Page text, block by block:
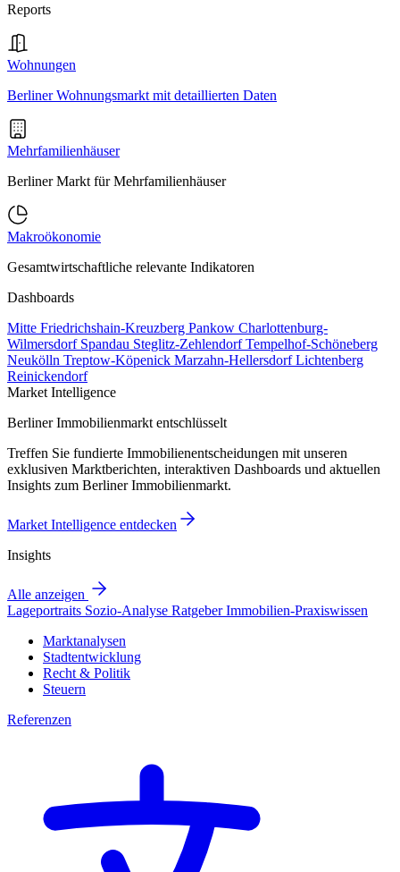
Reports
Wohnungen
Berliner Wohnungsmarkt mit detaillierten Daten
Mehrfamilienhäuser
Berliner Markt für Mehrfamilienhäuser
Makroökonomie
Gesamtwirtschaftliche relevante Indikatoren
Dashboards
Mitte Friedrichshain-Kreuzberg Pankow Charlottenburg-
Wilmersdorf Spandau Steglitz-ZehlendorfTempelhof-Schöneberg
Neukölln Treptow-Köpenick Marzahn-HellersdorfLichtenberg
Reinickendorf
Market Intelligence
Berliner Immobilienmarkt entschlüsselt
Treffen Sie fundierte Immobilienentscheidungen mit unseren
exklusiven Marktberichten, interaktiven Dashboards und aktuellen
Insights zum Berliner Immobilienmarkt.
Market Intelligence entdecken
Insights
Alle anzeigen
Lageportraits Sozio-Analyse RatgeberImmobilien-Praxiswissen
Marktanalysen
Stadtentwicklung
Recht & Politik
Steuern
Referenzen